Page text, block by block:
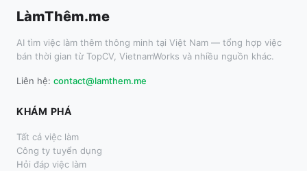
LàmThêm.me
AI tìm việc làm thêm thông minh tại Việt Nam — tổng hợp việc
bán thời gian từ TopCV, VietnamWorks và nhiều nguồn khác.
Liên hệ: contact@lamthem.me
KHÁM PHÁ
Tất cả việc làm
Công ty tuyển dụng
Hỏi đáp việc làm